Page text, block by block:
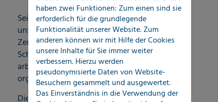
Seit Jahren betreiben wir die Vereinheitlichung
unserer Betriebssysteme zwischen LOCATEC-
Zentrale und allen Standorten, um die
Schlagkraft der Gesamtorganisation und eine
arbeitsteilige Zusammenarbeit noch besser
organisieren zu können.
Die Schadendokumentation am Schadenort
haben zwei Funktionen: Zum einen sind sie
erforderlich für die grundlegende
Funktionalität unserer Website. Zum
anderen können wir mit Hilfe der Cookies
unsere Inhalte für Sie immer weiter
verbessern. Hierzu werden
pseudonymisierte Daten von Website-
Besuchern gesammelt und ausgewertet.
Das Einverständnis in die Verwendung der